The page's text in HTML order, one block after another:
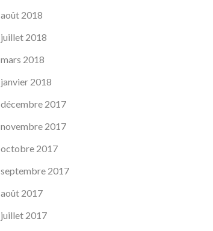
août 2018
juillet 2018
mars 2018
janvier 2018
décembre 2017
novembre 2017
octobre 2017
septembre 2017
août 2017
juillet 2017